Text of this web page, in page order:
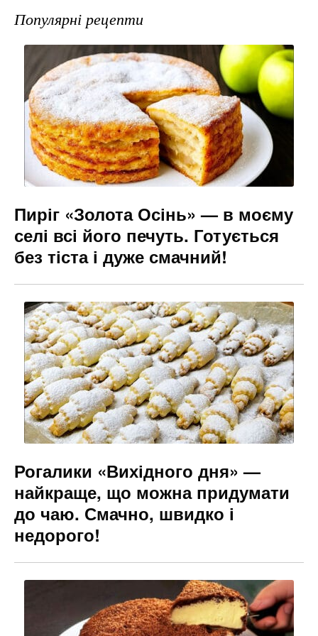
e
b
o
o
k
gr
a
m
e
n
g
er
Популярні рецепти
Пиріг «Золота Осінь» — в моєму
селі всі його печуть. Готується
без тіста і дуже смачний!
Рогалики «Вихідного дня» —
найкраще, що можна придумати
до чаю. Смачно, швидко і
недорого!